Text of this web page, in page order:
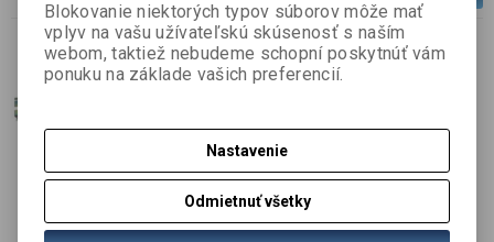
Napájací zdroj na DIN lištu
SKU :MAIN-110058
informujte sa
Blokovanie niektorých typov súborov môže mať
vplyv na vašu užívateľskú skúsenosť s naším
webom, taktiež nebudeme schopní poskytnúť vám
ponuku na základe vašich preferencií.
Nastavenie
Odmietnuť všetky